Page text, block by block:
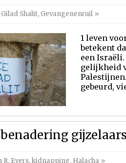
Gilad Shalit, Gevangenenruil »
1 leven
betekent
een
gelijkheid
gebeurd,
Evers,kidnapping, Halacha »